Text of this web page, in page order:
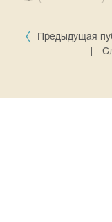
Предыдущая